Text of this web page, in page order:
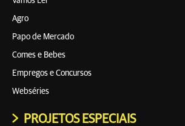
Agro
Papo de Mercado
Comes e Bebes
Empregos e Concursos
Webséries
PROJETOS ESPECIAIS